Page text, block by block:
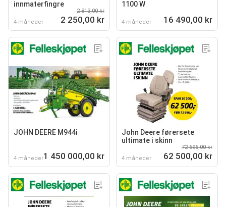
innmaterfingre
4 måneder
2 813,00 kr
2 250,00 kr
1100 W
4 måneder 16 490,00 kr
JOHN DEERE M944i
4 måneder1 450 000,00 kr
John Deere førersete
ultimate i skinn
4 måneder
72 696,00 kr
62 500,00 kr